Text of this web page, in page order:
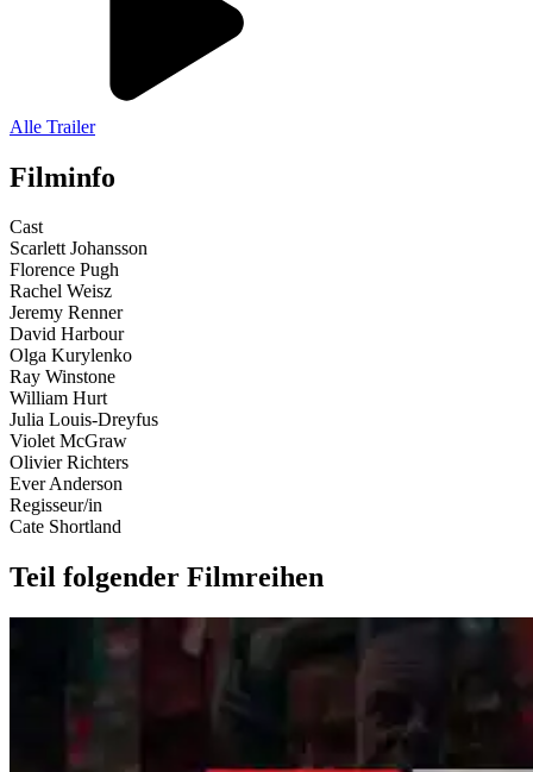
Alle Trailer
Filminfo
Cast
Scarlett Johansson
Florence Pugh
Rachel Weisz
Jeremy Renner
David Harbour
Olga Kurylenko
Ray Winstone
William Hurt
Julia Louis-Dreyfus
Violet McGraw
Olivier Richters
Ever Anderson
Regisseur/in
Cate Shortland
Teil folgender Filmreihen